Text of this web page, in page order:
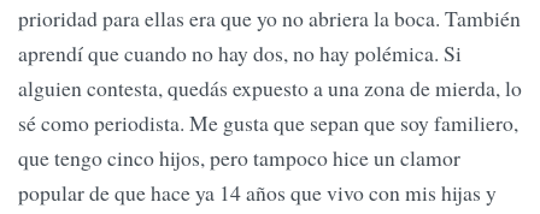
prioridad para ellas era que yo no abriera la boca. También
aprendí que cuando no hay dos, no hay polémica. Si
alguien contesta, quedás expuesto a una zona de mierda, lo
sé como periodista. Me gusta que sepan que soy familiero,
que tengo cinco hijos, pero tampoco hice un clamor
popular de que hace ya 14 años que vivo con mis hijas y